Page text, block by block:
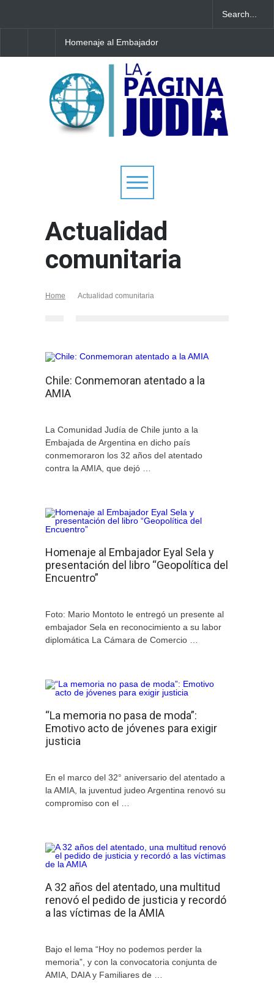
Homenaje al Embajador
libro "Geopolítica del
jóvenes para exigir
Actualidad
comunitaria
Home Actualidad comunitaria
Chile: Conmemoran atentado a la
AMIA
La Comunidad Judía de Chile junto a la
Embajada de Argentina en dicho país
conmemoraron los 32 años del atentado
contra la AMIA, que dejó …
Homenaje al Embajador Eyal Sela y
presentación del libro “Geopolítica del
Encuentro”
Foto: Mario Montoto le entregó un presente al
embajador Sela en reconocimiento a su labor
diplomática La Cámara de Comercio …
“La memoria no pasa de moda”:
Emotivo acto de jóvenes para exigir
justicia
En el marco del 32° aniversario del atentado a
la AMIA, la juventud judeo Argentina renovó su
compromiso con el …
A 32 años del atentado, una multitud
renovó el pedido de justicia y recordó
a las víctimas de la AMIA
Bajo el lema “Hoy no podemos perder la
memoria”, y con la convocatoria conjunta de
AMIA, DAIA y Familiares de …